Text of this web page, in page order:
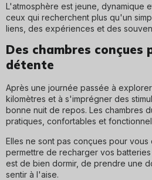
L'atmosphère est jeune, dynamique
ceux qui recherchent plus qu'un
liens, des expériences et des
Des chambres conçues
détente
Après une journée passée à
kilomètres et à s'imprégner des
bonne nuit de repos. Les chambres
pratiques, confortables et
Elles ne sont pas conçues pour vous
permettre de recharger vos
est de bien dormir, de prendre une
sentir à l'aise.